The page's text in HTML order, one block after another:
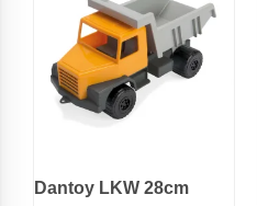
Dantoy LKW 28cm